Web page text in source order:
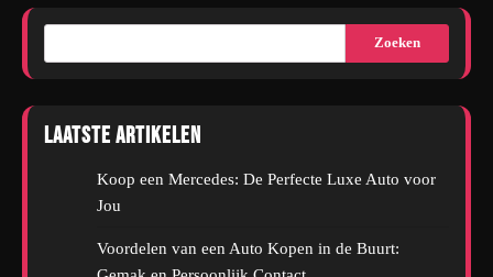
Zoeken
Laatste artikelen
Koop een Mercedes: De Perfecte Luxe Auto voor
Jou
Voordelen van een Auto Kopen in de Buurt: